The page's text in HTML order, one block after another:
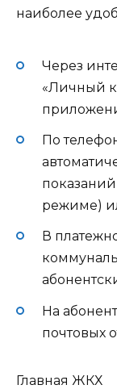
наиболее
Через
«Личный
По
режиме)
В
На
почтовых
Главная ЖКХ